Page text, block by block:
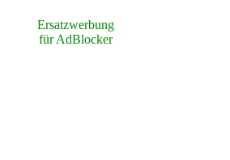
Ersatzwerbung
für AdBlocker